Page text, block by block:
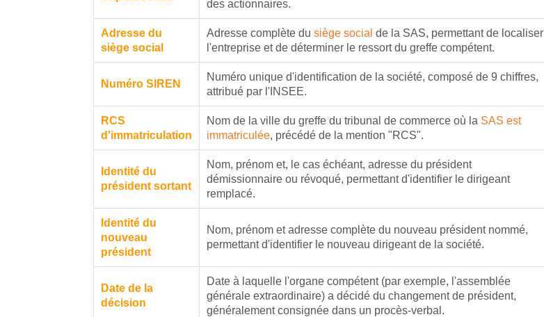
des actionnaires.
Adresse du
siège social
Adresse complète du siège social de la SAS, permettant de localiser
l'entreprise et de déterminer le ressort du greffe compétent.
Numéro SIREN
Numéro unique d'identification de la société, composé de 9 chiffres,
attribué par l'INSEE.
RCS
d'immatriculation
Nom de la ville du greffe du tribunal de commerce où la SAS est
immatriculée, précédé de la mention "RCS".
Identité du
président sortant
Nom, prénom et, le cas échéant, adresse du président
démissionnaire ou révoqué, permettant d'identifier le dirigeant
remplacé.
Identité du
nouveau
président
Nom, prénom et adresse complète du nouveau président nommé,
permettant d'identifier le nouveau dirigeant de la société.
Date de la
décision
Date à laquelle l'organe compétent (par exemple, l'assemblée
générale extraordinaire) a décidé du changement de président,
généralement consignée dans un procès-verbal.